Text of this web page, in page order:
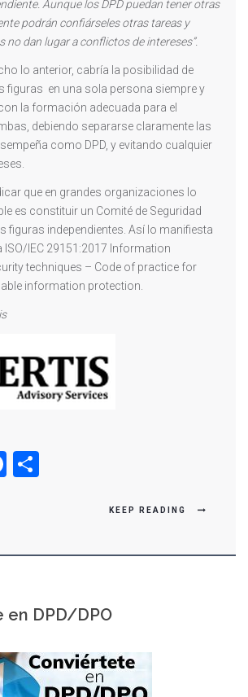
Aunque los DPD puedan tener otras
podrán confiárseles otras tareas y
no dan lugar a conflictos de intereses”.
lo anterior, cabría la posibilidad de
figuras en una sola persona siempre y
la formación adecuada para el
debiendo separarse claramente las
como DPD, y evitando cualquier
que en grandes organizaciones lo
es constituir un Comité de Seguridad
figuras independientes. Así lo manifiesta
IEC 29151:2017 Information
techniques – Code of practice for
information protection.
Facebook
KEEP READING
en DPD/DPO